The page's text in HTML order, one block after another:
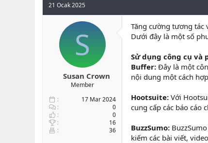
b
a
l
a
t
n
ç
t
a
h
i
21 Ocak 2025
S
Susan Crown
Member
17 Mar 2024
0
0
16
36
Tăng cường tương tác
Dưới đây là một số
Sử dụng công cụ và
Buffer: Đây là một
nội dung một cách
Hootsuite: Với
cung cấp các báo cáo
BuzzSumo:
kiếm các bài viết,